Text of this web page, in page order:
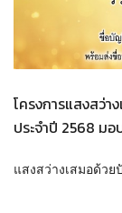
โครงการแสงสว่
ประจำปี 2568 มอ
แสงสว่างเสมอด้ว